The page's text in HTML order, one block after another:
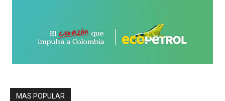
MAS POPULAR